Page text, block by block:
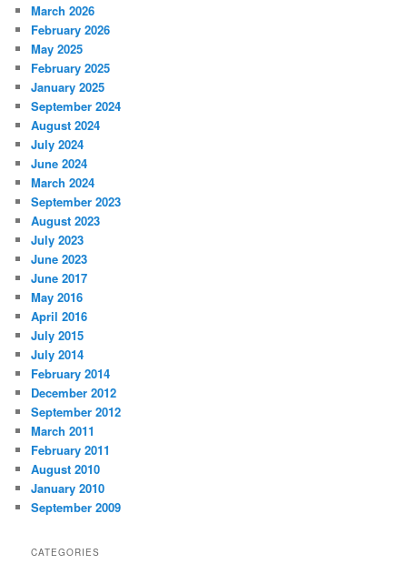
March 2026
February 2026
May 2025
February 2025
January 2025
September 2024
August 2024
July 2024
June 2024
March 2024
September 2023
August 2023
July 2023
June 2023
June 2017
May 2016
April 2016
July 2015
July 2014
February 2014
December 2012
September 2012
March 2011
February 2011
August 2010
January 2010
September 2009
CATEGORIES